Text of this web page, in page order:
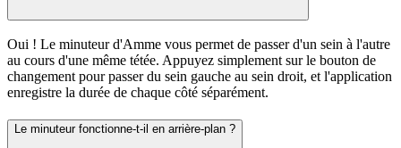
Oui ! Le minuteur d'Amme vous permet de passer d'un sein à l'autre
au cours d'une même tétée. Appuyez simplement sur le bouton de
changement pour passer du sein gauche au sein droit, et l'application
enregistre la durée de chaque côté séparément.
Le minuteur fonctionne-t-il en arrière-plan ?